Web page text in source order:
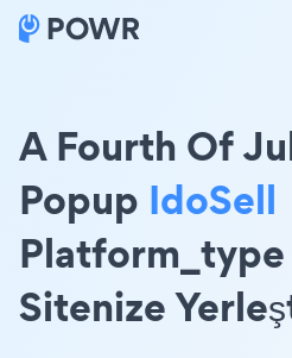
A Fourth Of
Popup IdoSell
Sitenize